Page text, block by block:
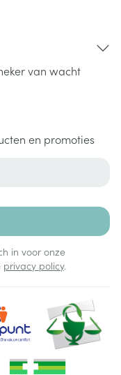
van wacht
en promoties
in voor onze
privacy policy.